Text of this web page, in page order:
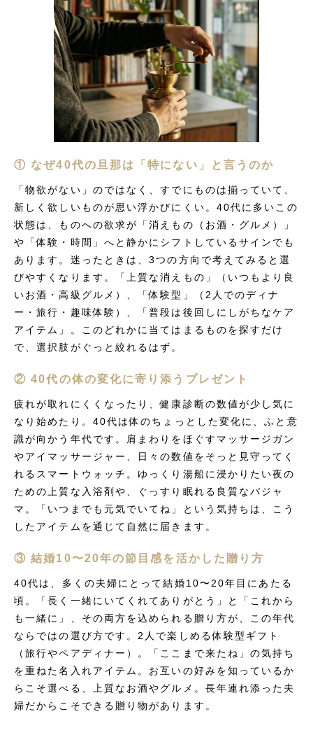
① なぜ40代の旦那は「特にない」と言うのか
「物欲がない」のではなく、すでにものは揃っていて、
新しく欲しいものが思い浮かびにくい。40代に多いこの
状態は、ものへの欲求が「消えもの（お酒・グルメ）」
や「体験・時間」へと静かにシフトしているサインでも
あります。迷ったときは、3つの方向で考えてみると選
びやすくなります。「上質な消えもの」（いつもより良
いお酒・高級グルメ）、「体験型」（2人でのディナ
ー・旅行・趣味体験）、「普段は後回しにしがちなケア
アイテム」。このどれかに当てはまるものを探すだけ
で、選択肢がぐっと絞れるはず。
② 40代の体の変化に寄り添うプレゼント
疲れが取れにくくなったり、健康診断の数値が少し気に
なり始めたり。40代は体のちょっとした変化に、ふと意
識が向かう年代です。肩まわりをほぐすマッサージガン
やアイマッサージャー、日々の数値をそっと見守ってく
れるスマートウォッチ。ゆっくり湯船に浸かりたい夜の
ための上質な入浴剤や、ぐっすり眠れる良質なパジャ
マ。「いつまでも元気でいてね」という気持ちは、こう
したアイテムを通じて自然に届きます。
③ 結婚10〜20年の節目感を活かした贈り方
40代は、多くの夫婦にとって結婚10〜20年目にあたる
頃。「長く一緒にいてくれてありがとう」と「これから
も一緒に」、その両方を込められる贈り方が、この年代
ならではの選び方です。2人で楽しめる体験型ギフト
（旅行やペアディナー）。「ここまで来たね」の気持ち
を重ねた名入れアイテム。お互いの好みを知っているか
らこそ選べる、上質なお酒やグルメ。長年連れ添った夫
婦だからこそできる贈り物があります。